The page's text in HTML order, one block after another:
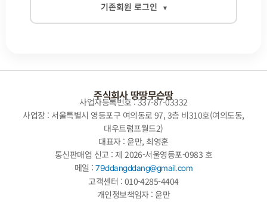
기존회원 로그인 ▾
로그인
주식회사 땅땅무슨땅
사업자등록번호 : 337-87-03332
사업장 : 서울특별시 영등포구 여의동로 97, 3층 비310호(여의도동,
대우트럼프월드2)
대표자 : 윤만, 최영훈
통신판매업 신고 : 제 2026-서울영등포-0983 호
메일 :79ddangddang@gmail.com
고객센터 : 010-4285-4404
개인정보책임자 : 윤만